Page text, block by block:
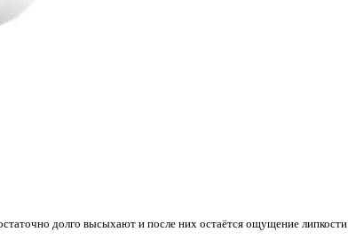
долго высыхают и после них остаётся ощущение липкости.